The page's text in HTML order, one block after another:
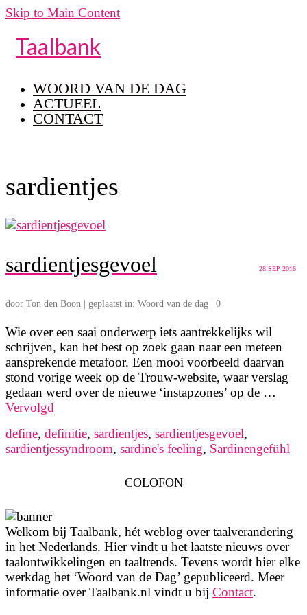
Skip to Main Content
Taalbank
WOORD VAN DE DAG
ACTUEEL
CONTACT
sardientjes
28 SEP 2016
sardientjesgevoel
door Ton den Boon geplaatst in: Woord van de dag 0
Wie over een saai onderwerp iets aantrekkelijks wil
schrijven, kan het best op zoek gaan naar een meteen
aansprekende metafoor. Een mooi voorbeeld daarvan
stond vorige week op de Trouw-website, waar verslag
gedaan werd over de nieuwe ‘instapzones’ op de …
Vervolgd
define, definitie, sardientjes, sardientjesgevoel,
sardientjessyndroom, sardine's feeling, Sardinengefühl
COLOFON
Welkom bij Taalbank, hét weblog over taalverandering
in het Nederlands. Hier vindt u het laatste nieuws over
taalontwikkelingen en taaltrends. Tevens wordt hier elke
werkdag het ‘Woord van de Dag’ gepubliceerd. Meer
informatie over Taalbank.nl vindt u bij Contact.